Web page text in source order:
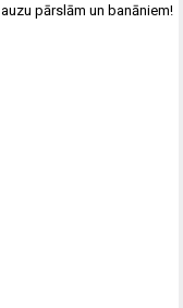
auzu pārslām un banāniem!